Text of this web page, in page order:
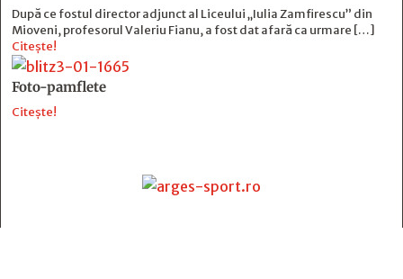
După ce fostul director adjunct al Liceului „Iulia Zamfirescu” din
Mioveni, profesorul Valeriu Fianu, a fost dat afară ca urmare […]
Citește!
Foto-pamflete
Citește!